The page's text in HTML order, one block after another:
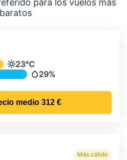
para los vuelos más
baratos
y precipitación media
Temperatura
23°C
Precipitación
29%
medio 312 €
Más cálido